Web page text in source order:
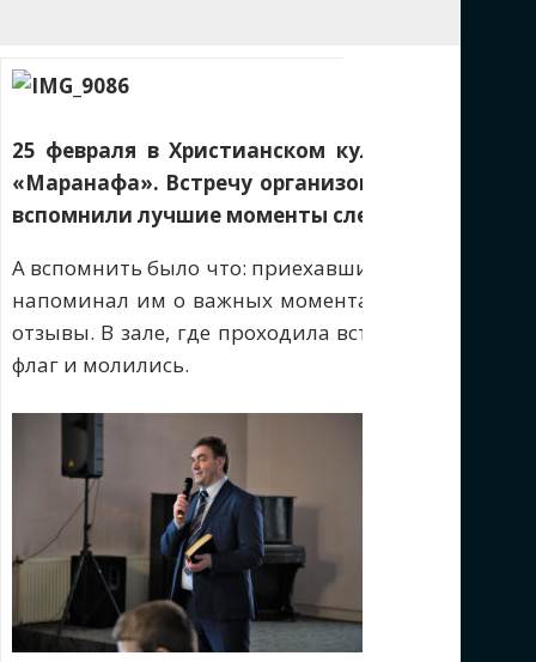
25 февраля в Христианском культурном
«Маранафа». Встречу организовали
вспомнили лучшие моменты слета и
А вспомнить было что: приехавшие на встречу
напоминал им о важных моментах летнего
отзывы. В зале, где проходила встреча,
флаг и молились.